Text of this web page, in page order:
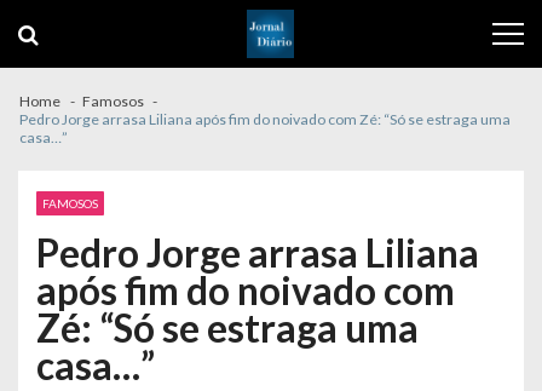
navigation
content
Home
Famosos
Pedro Jorge arrasa Liliana após fim do noivado com Zé: “Só se estraga uma
casa…”
FAMOSOS
Pedro Jorge arrasa Liliana
após fim do noivado com
Zé: “Só se estraga uma
casa…”